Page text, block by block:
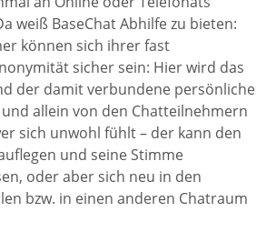
weiß BaseChat Abhilfe zu bieten:
können sich ihrer fast
sicher sein: Hier wird das
der damit verbundene persönliche
allein von den Chatteilnehmern
sich unwohl fühlt – der kann den
und seine Stimme
oder aber sich neu in den
bzw. in einen anderen Chatraum